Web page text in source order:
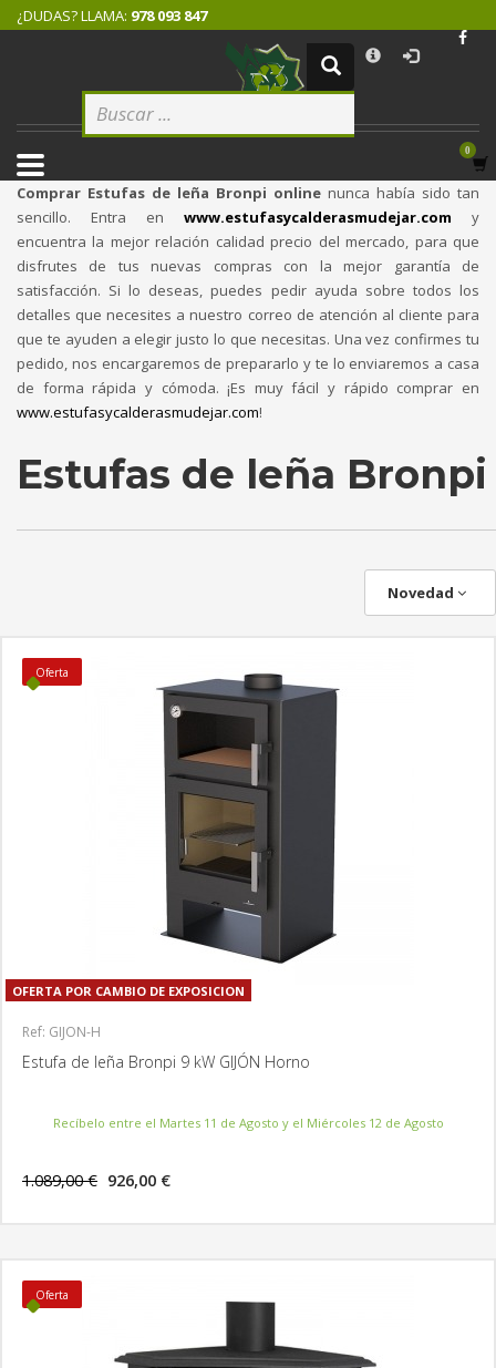
Logeate con tu cuenta de cliente.
2 Selecciona tus productos.
3
Recibe tu pedido.
Si todovia tienes alguna duda, comuníquenoslo enviando un correo
electrónico pinchandoaquí . ¡Gracias!
¿DUDAS? LLAMA: 978 093 847
Comprar Estufas de leña Bronpi online nunca había sido tan
sencillo. Entra en www.estufasycalderasmudejar.com y
encuentra la mejor relación calidad precio del mercado, para que
disfrutes de tus nuevas compras con la mejor garantía de
satisfacción. Si lo deseas, puedes pedir ayuda sobre todos los
detalles que necesites a nuestro correo de atención al cliente para
que te ayuden a elegir justo lo que necesitas. Una vez confirmes tu
pedido, nos encargaremos de prepararlo y te lo enviaremos a casa
de forma rápida y cómoda. ¡Es muy fácil y rápido comprar en
www.estufasycalderasmudejar.com!
Estufas de leña Bronpi
Novedad
Oferta
OFERTA POR CAMBIO DE EXPOSICION
Ref: GIJON-H
Estufa de leña Bronpi 9 kW GIJÓN Horno
Recíbelo entre el Martes 11 de Agosto y el Miércoles 12 de Agosto
1.089,00 € 926,00 €
Oferta